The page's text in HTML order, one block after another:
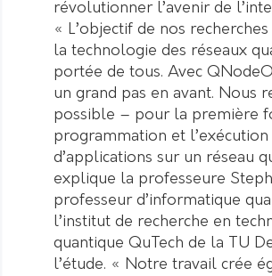
révolutionner l’avenir de
« L’objectif de nos
la technologie des réseaux
portée de tous. Avec
un grand pas en avant. Nous
possible – pour la première
programmation et l’exécution
d’applications sur un réseau
explique la professeure
professeur d’informatique
l’institut de recherche en
quantique QuTech de la TU
l’étude. « Notre travail crée